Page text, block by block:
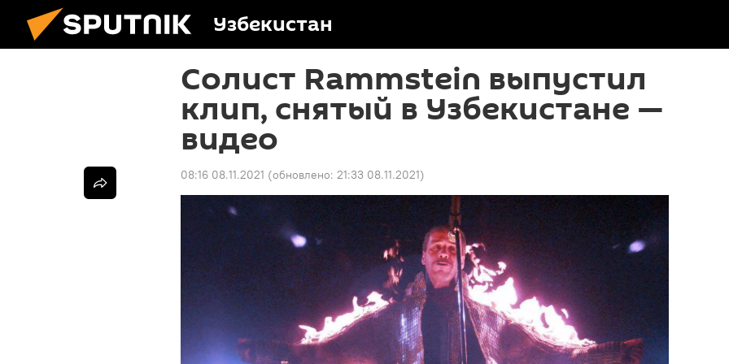
Узбекистан
Солист Rammstein выпустил
клип, снятый в Узбекистане —
видео
08:16 08.11.2021 (обновлено: 21:33 08.11.2021)